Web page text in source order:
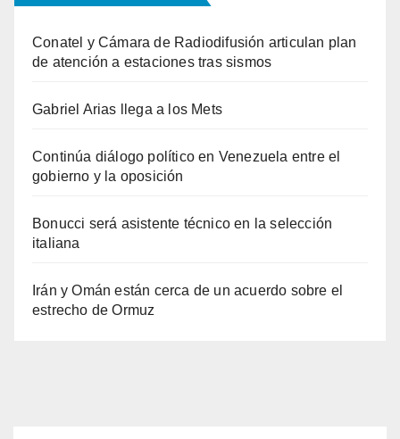
Conatel y Cámara de Radiodifusión articulan plan
de atención a estaciones tras sismos
Gabriel Arias llega a los Mets
Continúa diálogo político en Venezuela entre el
gobierno y la oposición
Bonucci será asistente técnico en la selección
italiana
Irán y Omán están cerca de un acuerdo sobre el
estrecho de Ormuz